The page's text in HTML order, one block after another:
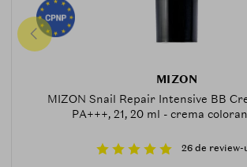
MIZON
MIZON Snail Repair Intensive BB
PA+++, 21, 20 ml - crema
26 de review-